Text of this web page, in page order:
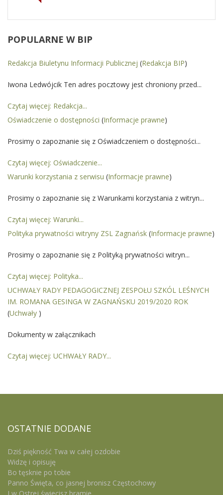
POPULARNE W BIP
Redakcja Biuletynu Informacji Publicznej (Redakcja BIP)
Iwona Ledwójcik Ten adres pocztowy jest chroniony przed...
Czytaj więcej: Redakcja...
Oświadczenie o dostępności (Informacje prawne)
Prosimy o zapoznanie się z Oświadczeniem o dostępności...
Czytaj więcej: Oświadczenie...
Warunki korzystania z serwisu (Informacje prawne)
Prosimy o zapoznanie się z Warunkami korzystania z witryn...
Czytaj więcej: Warunki...
Polityka prywatności witryny ZSL Zagnańsk (Informacje prawne)
Prosimy o zapoznanie się z Polityką prywatności witryn...
Czytaj więcej: Polityka...
UCHWAŁY RADY PEDAGOGICZNEJ ZESPOŁU SZKÓL LEŚNYCH
IM. ROMANA GESINGA W ZAGNAŃSKU 2019/2020 ROK
(Uchwały )
Dokumenty w załącznikach
Czytaj więcej: UCHWAŁY RADY...
OSTATNIE DODANE
Dziś piękność Twa w całej ozdobie
Widzę i opisuję
Bo tęsknie po tobie
Panno Święta, co jasnej bronisz Częstochowy